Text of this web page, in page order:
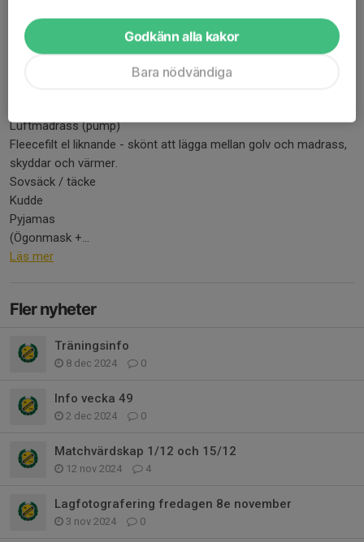
Kudde
Matsäck för frukost och lunch
Luftmadrass (pump)
Fleecefilt el liknande - skönt att lägga mellan golv och madrass,
skyddar och värmer.
Sovsäck / täcke
Kudde
Pyjamas
(Ögonmask +...
Läs mer
Fler nyheter
Träningsinfo
8 dec 2024 0
Info vecka 49
2 dec 2024 0
Matchvärdskap 1/12 och 15/12
12 nov 2024 4
Lagfotografering fredagen 8e november
3 nov 2024 0
Godkänn alla kakor
Bara nödvändiga